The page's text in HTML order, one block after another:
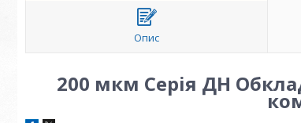
Опис
200 мкм Серія ДН